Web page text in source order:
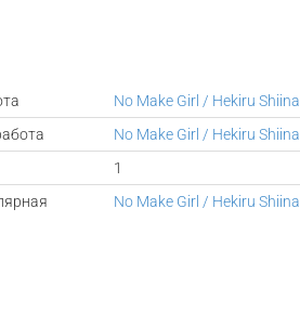
No Make Girl / Hekiru Shiina
No Make Girl / Hekiru Shiina
1
No Make Girl / Hekiru Shiina